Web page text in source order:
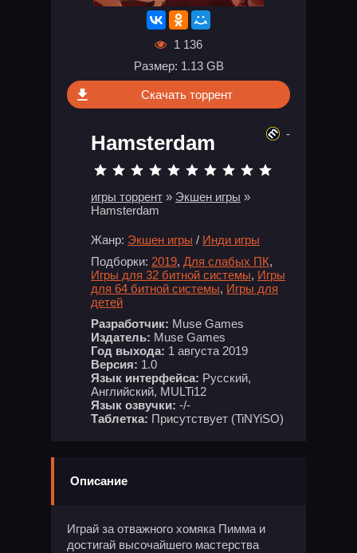
1 136
Размер: 1.13 GB
Скачать торрент
Hamsterdam
игры торрент » Экшен игры »
Hamsterdam
Жанр: Экшен игры / Инди игры
Подборки: 2019, Для слабых ПК,
Игры для 32 битной системы, Игры
для 64 битной системы, Игры для
детей
Разработчик: Muse Games
Издатель: Muse Games
Год выхода: 1 августа 2019
Версия: 1.0
Язык интерфейса: Русский,
Английский, MULTi12
Язык озвучки: -/-
Таблетка: Присутствует (TiNYiSO)
-
Описание
Играй за отважного хомяка Пимма и
достигай высочайшего мастерства